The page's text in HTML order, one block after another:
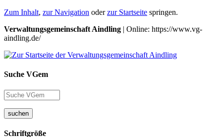
Zum Inhalt, zur Navigation oderzur Startseite springen.
Verwaltungsgemeinschaft Aindling | Online: https://www.vg-
aindling.de/
Suche VGem
suchen
Schriftgröße